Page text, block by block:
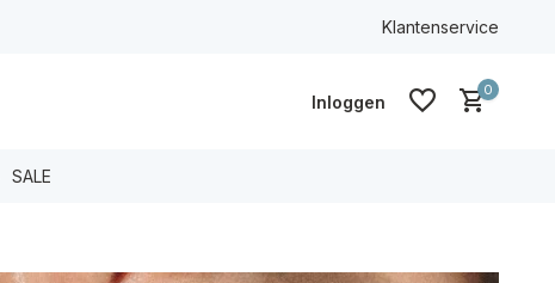
Klantenservice
Inloggen
0
SALE